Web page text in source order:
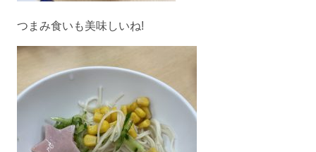
つまみ食いも美味しいね!